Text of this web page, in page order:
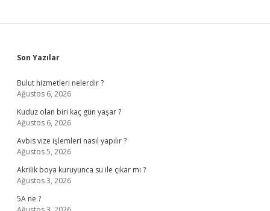
Sidebar
Son Yazılar
Bulut hizmetleri nelerdir ?
Ağustos 6, 2026
Kuduz olan biri kaç gün yaşar ?
Ağustos 6, 2026
Avbis vize işlemleri nasıl yapılır ?
Ağustos 5, 2026
Akrilik boya kuruyunca su ile çıkar mı ?
Ağustos 3, 2026
5A ne ?